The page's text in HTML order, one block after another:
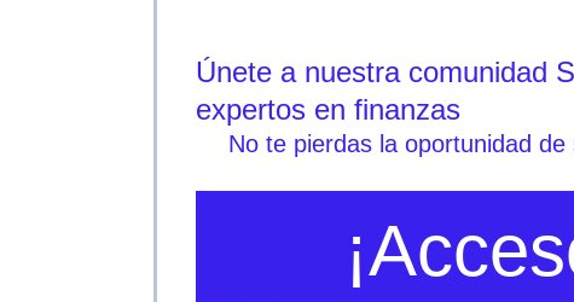
Únete a nuestra comunidad
expertos en finanzas
No te pierdas la oportunidad